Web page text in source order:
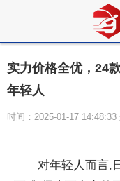
实力价格全优，24
年轻人
时间：2025-01-17
对年轻人而言,